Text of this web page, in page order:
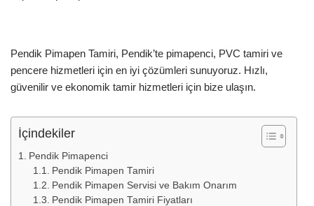
Pendik Pimapen Tamiri, Pendik’te pimapenci, PVC tamiri ve
pencere hizmetleri için en iyi çözümleri sunuyoruz. Hızlı,
güvenilir ve ekonomik tamir hizmetleri için bize ulaşın.
İçindekiler
Pendik Pimapenci
Pendik Pimapen Tamiri
Pendik Pimapen Servisi ve Bakım Onarım
Pendik Pimapen Tamiri Fiyatları